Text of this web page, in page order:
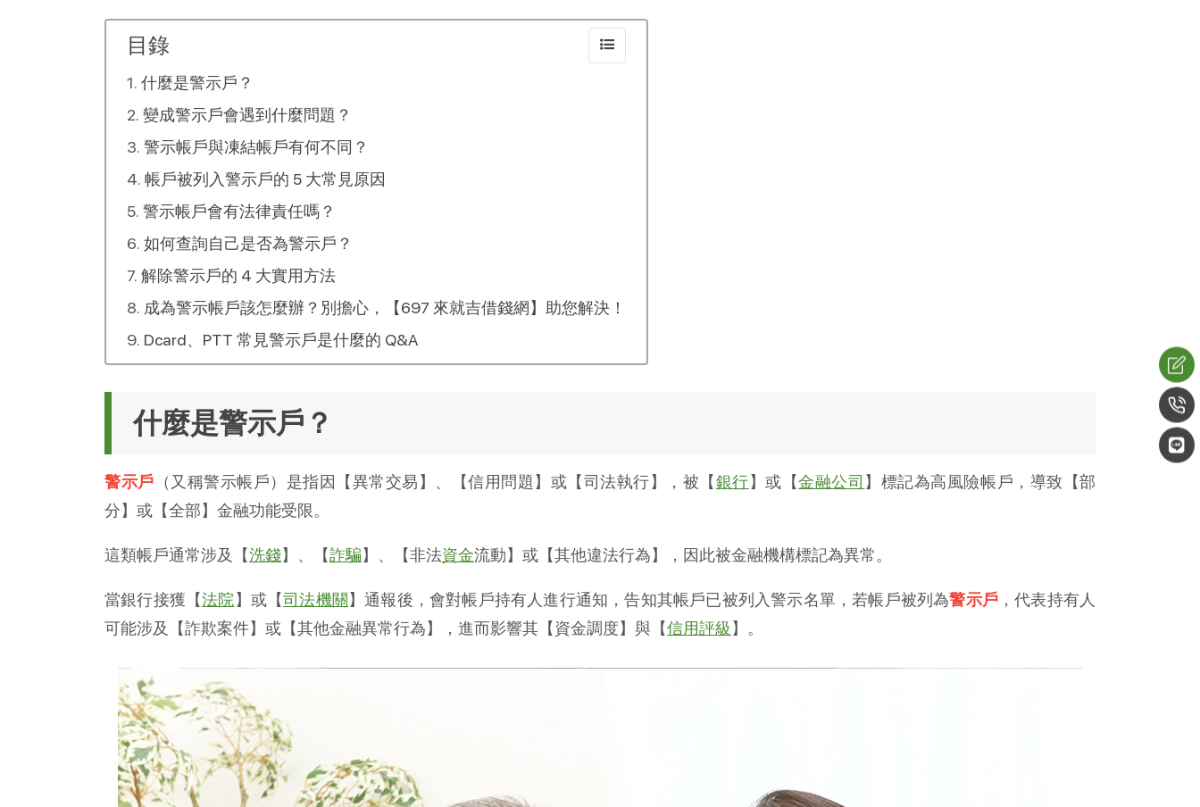
目錄
什麼是警示戶？
變成警示戶會遇到什麼問題？
警示帳戶與凍結帳戶有何不同？
帳戶被列入警示戶的 5 大常見原因
警示帳戶會有法律責任嗎？
如何查詢自己是否為警示戶？
解除警示戶的 4 大實用方法
成為警示帳戶該怎麼辦？別擔心，【697 來就吉借錢網】助您解決！
Dcard、PTT 常見警示戶是什麼的 Q&A
什麼是警示戶？
警示戶 （又稱警示帳戶）是指因【異常交易】、【信用問題】或【司法執行】，被【銀行】或【金融公司 】標記為高風險帳戶，導致【部
分】或【全部】金融功能受限。
這類帳戶通常涉及【洗錢】、【詐騙】、【非法資金流動】或【其他違法行為】，因此被金融機構標記為異常。
當銀行接獲【法院】或【司法機關】通報後，會對帳戶持有人進行通知，告知其帳戶已被列入警示名單，若帳戶被列為警示戶 ，代表持有人
可能涉及【詐欺案件】或【其他金融異常行為】，進而影響其【資金調度】與【信用評級】。